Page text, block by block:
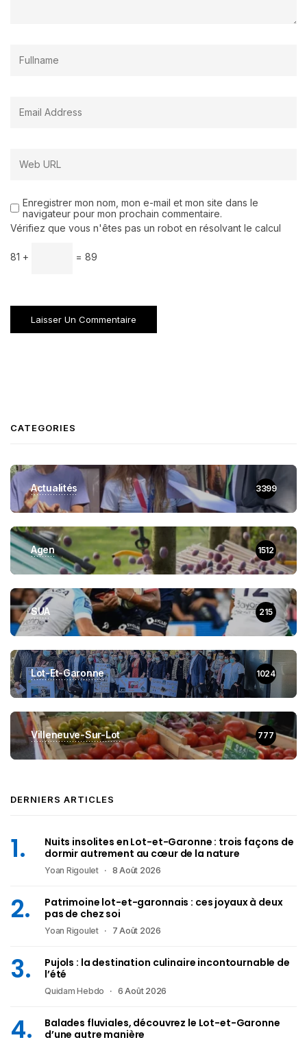
Enregistrer mon nom, mon e-mail et mon site dans le
navigateur pour mon prochain commentaire.
Vérifiez que vous n'êtes pas un robot en résolvant le calcul
81 + = 89
CATEGORIES
Actualités 3399
Agen 1512
SUA 215
Lot-Et-Garonne 1024
Villeneuve-Sur-Lot 777
DERNIERS ARTICLES
Nuits insolites en Lot-et-Garonne : trois façons de
dormir autrement au cœur de la nature
Yoan Rigoulet 8 Août 2026
Patrimoine lot-et-garonnais : ces joyaux à deux
pas de chez soi
Yoan Rigoulet 7 Août 2026
Pujols : la destination culinaire incontournable de
l’été
Quidam Hebdo 6 Août 2026
Balades fluviales, découvrez le Lot-et-Garonne
d’une autre manière